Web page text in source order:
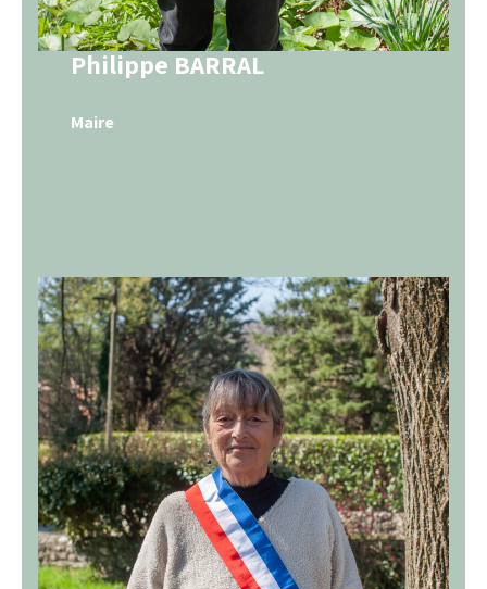
Philippe BARRAL
Maire